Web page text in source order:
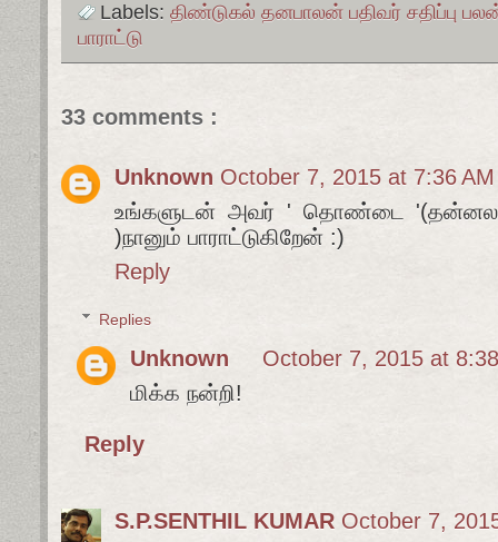
Labels: திண்டுகல் தனபாலன் பதிவர் சதிப்பு
பாராட்டு
33 comments :
Unknown October 7, 2015 at 7:36 AM
உங்களுடன் அவர் ' தொண்டை
)நானும் பாராட்டுகிறேன் :)
Reply
Replies
Unknown
October 7, 2015 at
மிக்க நன்றி!
Reply
S.P.SENTHIL KUMAR October 7,